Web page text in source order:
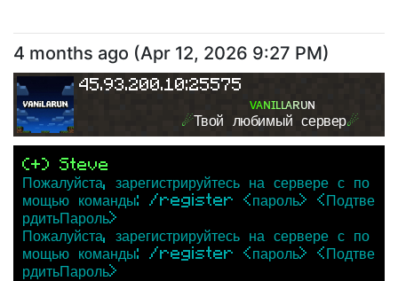
4 months ago (Apr 12, 2026 9:27 PM)
45.93.200.10:25575
ᴠᴀɴɪʟʟᴀʀᴜɴ
☄Твой любимый сервер☄
(+) Steve
Пожалуйста, зарегистрируйтесь на сервере с по
мощью команды: /register <пароль> <Подтве
рдитьПароль>
Пожалуйста, зарегистрируйтесь на сервере с по
мощью команды: /register <пароль> <Подтве
рдитьПароль>